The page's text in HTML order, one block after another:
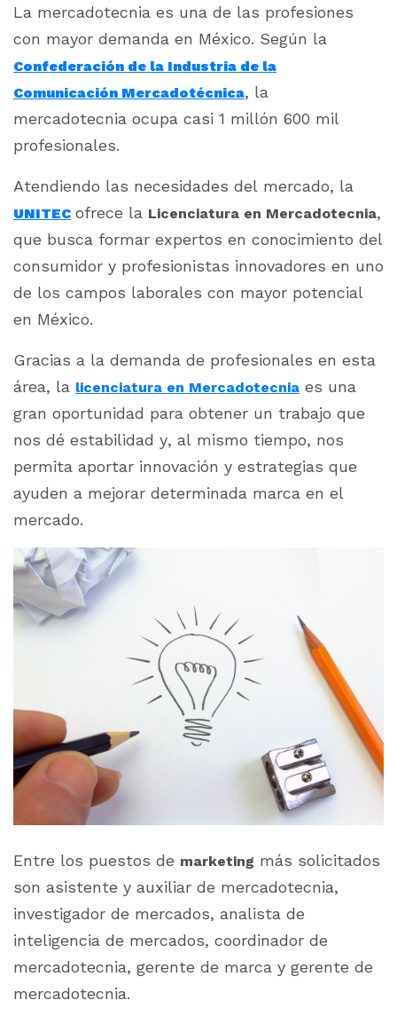
La mercadotecnia es una de las profesiones
con mayor demanda en México. Según la
Confederación de la Industria de la
Comunicación Mercadotécnica, la
mercadotecnia ocupa casi 1 millón 600 mil
profesionales.
Atendiendo las necesidades del mercado, la
UNITEC ofrece la Licenciatura en Mercadotecnia,
que busca formar expertos en conocimiento del
consumidor y profesionistas innovadores en uno
de los campos laborales con mayor potencial
en México.
Gracias a la demanda de profesionales en esta
área, la licenciatura en Mercadotecnia es una
gran oportunidad para obtener un trabajo que
nos dé estabilidad y, al mismo tiempo, nos
permita aportar innovación y estrategias que
ayuden a mejorar determinada marca en el
mercado.
Entre los puestos de marketing más solicitados
son asistente y auxiliar de mercadotecnia,
investigador de mercados, analista de
inteligencia de mercados, coordinador de
mercadotecnia, gerente de marca y gerente de
mercadotecnia.